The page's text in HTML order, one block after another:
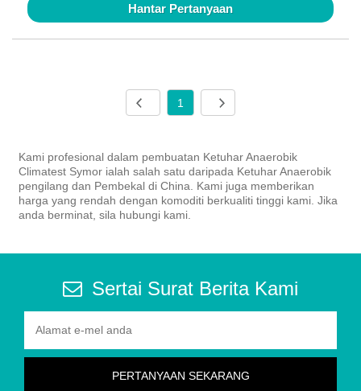
Hantar Pertanyaan
1
Kami profesional dalam pembuatan Ketuhar Anaerobik
Climatest Symor ialah salah satu daripada Ketuhar Anaerobik
pengilang dan Pembekal di China. Kami juga memberikan
harga yang rendah dengan komoditi berkualiti tinggi kami. Jika
anda berminat, sila hubungi kami.
Sertai Surat Berita Kami